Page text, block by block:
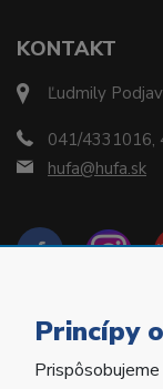
KONTAKT
Ľudmily
041/4331016,
hufa@hufa.sk
Copyright ©
Princípy